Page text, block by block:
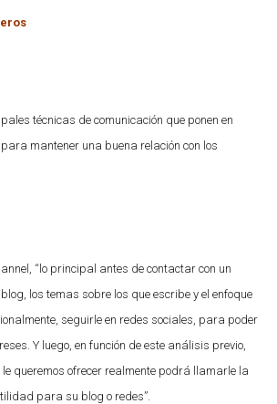
técnicas de comunicación que ponen en
mantener una buena relación con los
“lo principal antes de contactar con un
los temas sobre los que escribe y el enfoque
seguirle en redes sociales, para poder
Y luego, en función de este análisis previo,
queremos ofrecer realmente podrá llamarle la
para su blog o redes”.